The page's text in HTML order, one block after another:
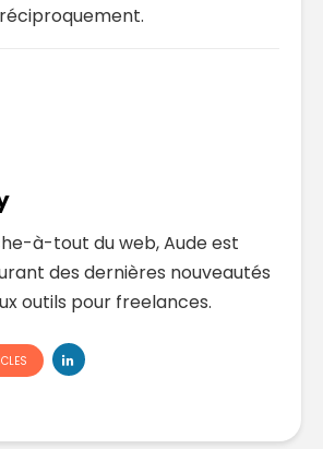
à-tout du web, Aude est
des dernières nouveautés
outils pour freelances.